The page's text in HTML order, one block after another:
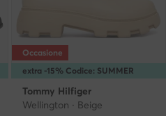
extra -15% Codice: SUMMER
Occasione
Tommy Hilfiger
Wellington · Beige